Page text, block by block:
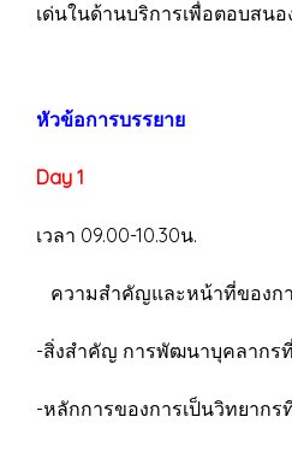
เด่นในด้านบริการเพื่อตอบสน
หัวข้อการบรรยาย
Day 1
เวลา 09.00-10.30น.
ความสำคัญและหน้าที่ของกา
-สิ่งสำคัญ การพัฒนาบุคลากร
-หลักการของการเป็นวิทยากร